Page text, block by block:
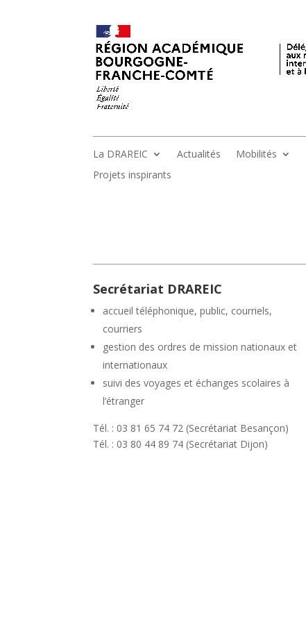
La DRAREIC Actualités Mobilités
Projets inspirants
Secrétariat DRAREIC
accueil téléphonique, public, courriels,
courriers
gestion des ordres de mission nationaux et
internationaux
suivi des voyages et échanges scolaires à
l’étranger
Tél. : 03 81 65 74 72 (Secrétariat Besançon)
Tél. : 03 80 44 89 74 (Secrétariat Dijon)